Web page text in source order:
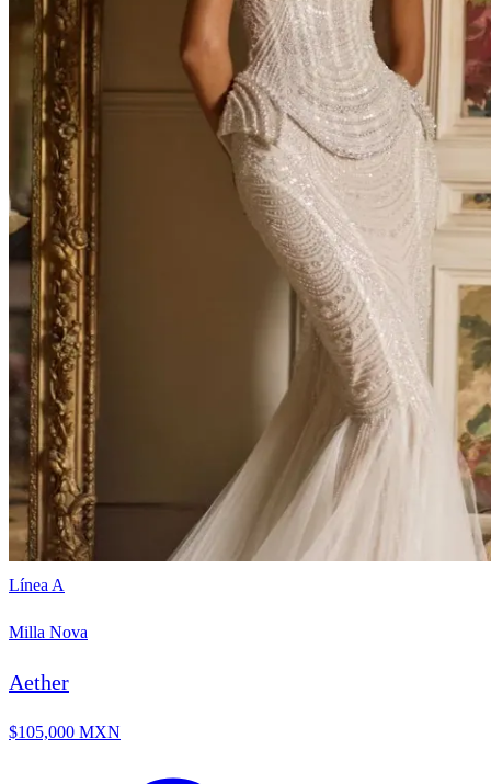
Línea A
Milla Nova
Aether
$105,000 MXN